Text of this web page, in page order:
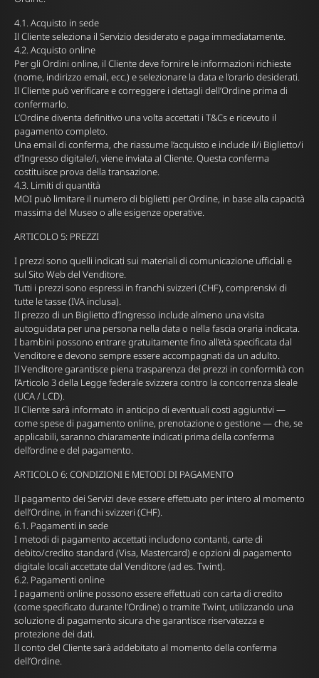
4.1. Acquisto in sede
Il Cliente seleziona il Servizio desiderato e paga immediatamente.
4.2. Acquisto online
Per gli Ordini online, il Cliente deve fornire le informazioni richieste
(nome, indirizzo email, ecc.) e selezionare la data e l’orario desiderati.
Il Cliente può verificare e correggere i dettagli dell’Ordine prima di
confermarlo.
L’Ordine diventa definitivo una volta accettati i T&Cs e ricevuto il
pagamento completo.
Una email di conferma, che riassume l’acquisto e include il/i Biglietto/i
d’Ingresso digitale/i, viene inviata al Cliente. Questa conferma
costituisce prova della transazione.
4.3. Limiti di quantità
MOI può limitare il numero di biglietti per Ordine, in base alla capacità
massima del Museo o alle esigenze operative.
ARTICOLO 5: PREZZI
I prezzi sono quelli indicati sui materiali di comunicazione ufficiali e
sul Sito Web del Venditore.
Tutti i prezzi sono espressi in franchi svizzeri (CHF), comprensivi di
tutte le tasse (IVA inclusa).
Il prezzo di un Biglietto d’Ingresso include almeno una visita
autoguidata per una persona nella data o nella fascia oraria indicata.
I bambini possono entrare gratuitamente fino all’età specificata dal
Venditore e devono sempre essere accompagnati da un adulto.
Il Venditore garantisce piena trasparenza dei prezzi in conformità con
l’Articolo 3 della Legge federale svizzera contro la concorrenza sleale
(UCA / LCD).
Il Cliente sarà informato in anticipo di eventuali costi aggiuntivi —
come spese di pagamento online, prenotazione o gestione — che, se
applicabili, saranno chiaramente indicati prima della conferma
dell’ordine e del pagamento.
ARTICOLO 6: CONDIZIONI E METODI DI PAGAMENTO
Il pagamento dei Servizi deve essere effettuato per intero al momento
dell’Ordine, in franchi svizzeri (CHF).
6.1. Pagamenti in sede
I metodi di pagamento accettati includono contanti, carte di
debito/credito standard (Visa, Mastercard) e opzioni di pagamento
digitale locali accettate dal Venditore (ad es. Twint).
6.2. Pagamenti online
I pagamenti online possono essere effettuati con carta di credito
(come specificato durante l’Ordine) o tramite Twint, utilizzando una
soluzione di pagamento sicura che garantisce riservatezza e
protezione dei dati.
Il conto del Cliente sarà addebitato al momento della conferma
dell’Ordine.